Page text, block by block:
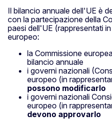
Il bilancio annuale dell'UE è
con la partecipazione della
paesi dell'UE (rappresentati
europeo:
la Commissione
bilancio annuale
i governi nazionali
europeo (in
possono modificarlo
i governi nazionali
europeo (in
devono approvarlo